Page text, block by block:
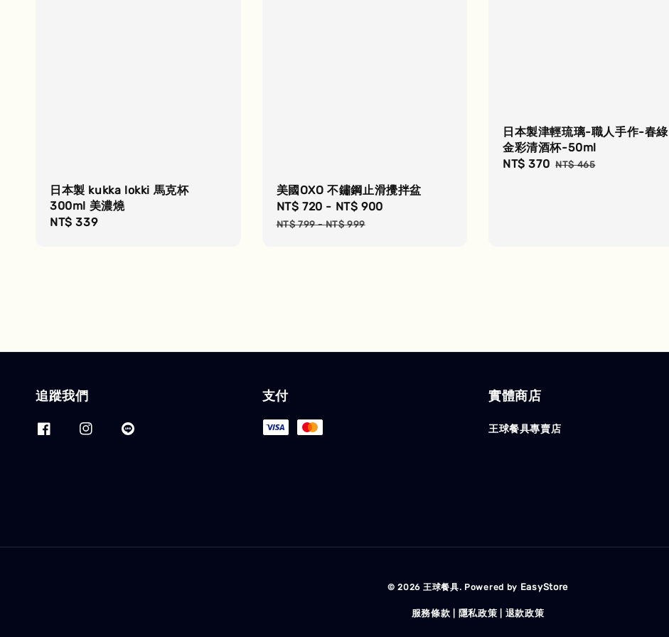
日本製 kukka lokki 馬克杯
300ml 美濃燒
Regular
NT$ 339
美國OXO 不鏽鋼止滑攪拌盆
Sale
price
NT$ 720 - NT$ 900
NT$ 799-NT$ 999
日本製津輕琉璃-職人手作-春綠
金彩清酒杯-50ml
Sale
NT$ 370 Regular
NT$ 465
追蹤我們 支付 實體商店
王球餐具專賣店
© 2026 王球餐具. Powered by EasyStore
服務條款 隱私政策 退款政策